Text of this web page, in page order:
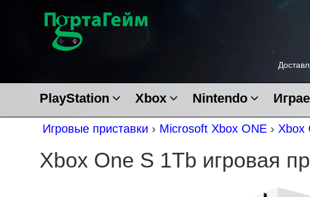
PlayStation Xbox Nintendo
Игровые приставки › Microsoft Xbox ONE › Xbox
Xbox One S 1Tb игровая